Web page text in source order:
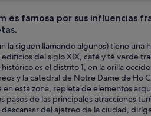
rascacielos modernos y una calle
es famosa por sus influencias
la siguen llamando algunos) tiene
del siglo XIX, café y té verde
es el distrito 1, en la orilla
y la catedral de Notre Dame de Ho
esta zona, repleta de elementos
de las principales atracciones
del ajetreo de la ciudad,